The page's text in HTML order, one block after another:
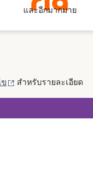
และอีกมากมาย
ข (เปิดในหน้าต่างใหม่)
สำหรับรายละเอียด